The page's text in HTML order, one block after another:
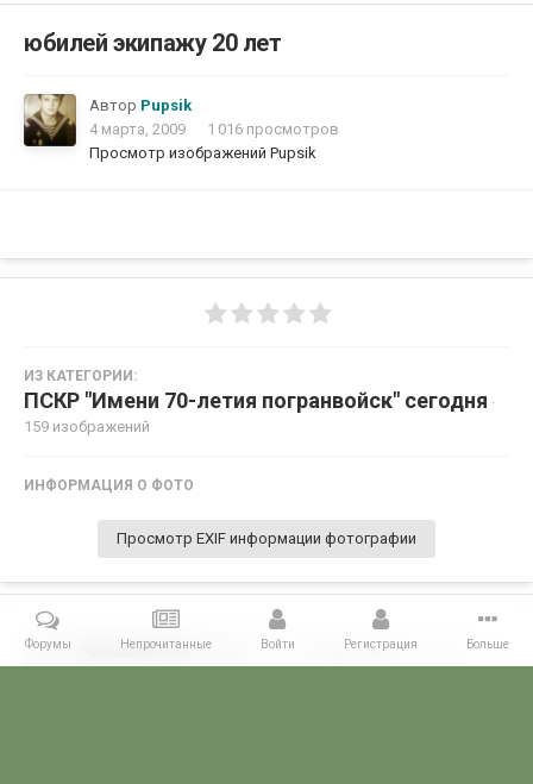
юбилей экипажу 20 лет
Автор Pupsik
4 марта, 2009
1 016 просмотров
Просмотр изображений Pupsik
ИЗ КАТЕГОРИИ:
ПСКР "Имени 70-летия погранвойск" сегодня ·
159 изображений
ИНФОРМАЦИЯ О ФОТО
Просмотр EXIF информации фотографии
Поделиться Подписчики 0
Форумы Непрочитанные Войти Регистрация Больше